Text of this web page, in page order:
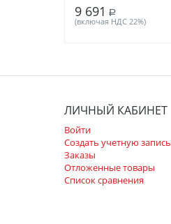
9 691 Р
(включая НДС 22%)
ЛИЧНЫЙ КАБИНЕТ
Войти
Создать учетную запись
Заказы
Отложенные товары
Список сравнения